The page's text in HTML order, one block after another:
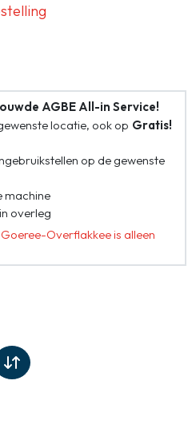
AGBE All-in Service!
Gratis!
locatie, ook op
op de gewenste
machine
overleg
Overflakkee is alleen